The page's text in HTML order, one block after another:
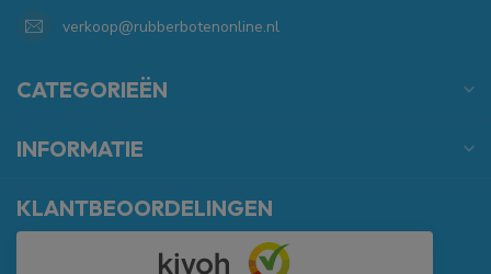
verkoop@rubberbotenonline.nl
CATEGORIEËN
INFORMATIE
KLANTBEOORDELINGEN